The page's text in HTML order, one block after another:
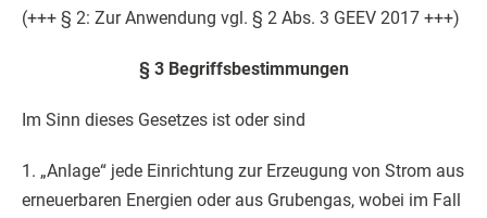
(+++ § 2: Zur Anwendung vgl. § 2 Abs. 3 GEEV 2017 +++)
§ 3 Begriffsbestimmungen
Im Sinn dieses Gesetzes ist oder sind
1. „Anlage“ jede Einrichtung zur Erzeugung von Strom aus
erneuerbaren Energien oder aus Grubengas, wobei im Fall